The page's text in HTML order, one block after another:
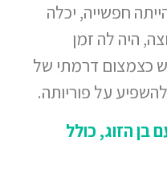
חפשייה, יכלה
היה לה זמן
כצמצום דרמתי של
על פוריותה.
הזוג, כולל